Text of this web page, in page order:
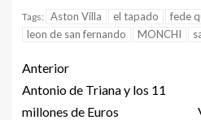
Tags: Aston Villa el tapado fede
leon de san fernando
MONCHI
Anterior
Antonio de Triana y los 11
millones de Euros